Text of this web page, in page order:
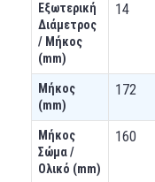
Εξωτερική
Διάμετρος
/ Μήκος
(mm)
14
Μήκος
(mm)
172
Μήκος
Σώμα /
Ολικό (mm)
160